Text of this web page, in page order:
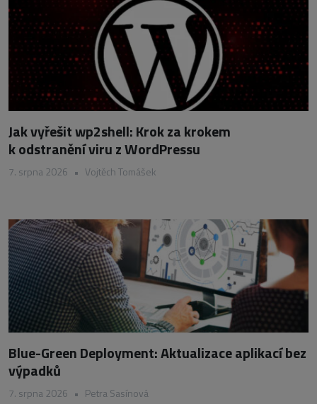
Jak vyřešit wp2shell: Krok za krokem
k odstranění viru z WordPressu
7. srpna 2026 • Vojtěch Tomášek
Blue-Green Deployment: Aktualizace aplikací bez
výpadků
7. srpna 2026 • Petra Sasínová